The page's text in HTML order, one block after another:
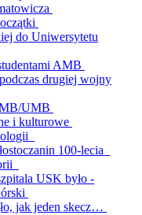
do Uniwersytetu
AMB
drugiej wojny
UMB
i kulturowe
100-lecia
USK było -
jak jeden skecz…